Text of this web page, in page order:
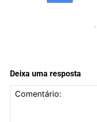
-
Deixa uma resposta